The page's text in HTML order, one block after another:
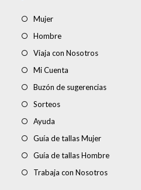
Mujer
Hombre
Viaja con Nosotros
Mi Cuenta
Buzón de sugerencias
Sorteos
Ayuda
Guía de tallas Mujer
Guía de tallas Hombre
Trabaja con Nosotros